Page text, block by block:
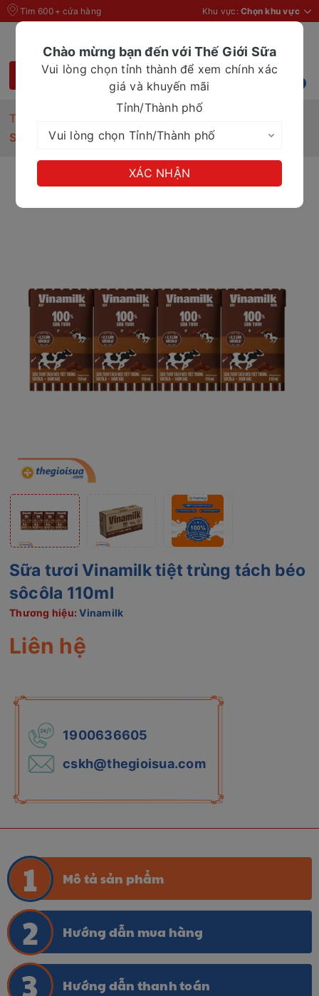
Tìm 600+ cửa hàng Khu vực: Chọn khu vực
Trang chủ
Sữa tươi Vinamilk tiệt trùng tách béo sôcôla 110ml
Sữa tươi Vinamilk tiệt trùng tách béo
sôcôla 110ml
Thương hiệu:Vinamilk
Liên hệ
1900636605
cskh@thegioisua.com
Mô tả sản phẩm
Hướng dẫn mua hàng
Hướng dẫn thanh toán
Chào mừng bạn đến với Thế Giới Sữa
Vui lòng chọn tỉnh thành để xem chính xác
giá và khuyến mãi
Tỉnh/Thành phố
XÁC NHẬN